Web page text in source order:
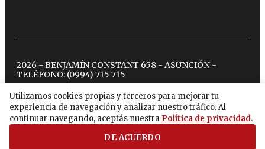
Utilizamos cookies propias y terceros para mejorar tu
experiencia de navegación y analizar nuestro tráfico. Al
continuar navegando, aceptás nuestra Política de privacidad.
DE ACUERDO
2026 - BENJAMÍN CONSTANT 658 - ASUNCIÓN -
TELÉFONO: (0994) 715 715
twitterinstagram
facebook
tiktokyoutubespotify